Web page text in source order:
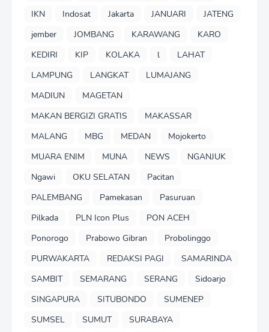
IKN
Indosat Jakarta JANUARI
JATENG
jember
JOMBANG KARAWANG
KARO
KEDIRI
KIP KOLAKA l
LAHAT
LAMPUNG
LANGKAT
LUMAJANG
MADIUN
MAGETAN
MAKAN BERGIZI GRATIS
MAKASSAR
MALANG
MBG MEDAN
Mojokerto
MUARA ENIM
MUNA NEWS
NGANJUK
Ngawi
OKU SELATAN
Pacitan
PALEMBANG
Pamekasan
Pasuruan
Pilkada
PLN Icon Plus
PON ACEH
Ponorogo
Prabowo Gibran
Probolinggo
PURWAKARTA
REDAKSI PAGI
SAMARINDA
SAMBIT
SEMARANG SERANG
Sidoarjo
SINGAPURA
SITUBONDO
SUMENEP
SUMSEL
SUMUT SURABAYA